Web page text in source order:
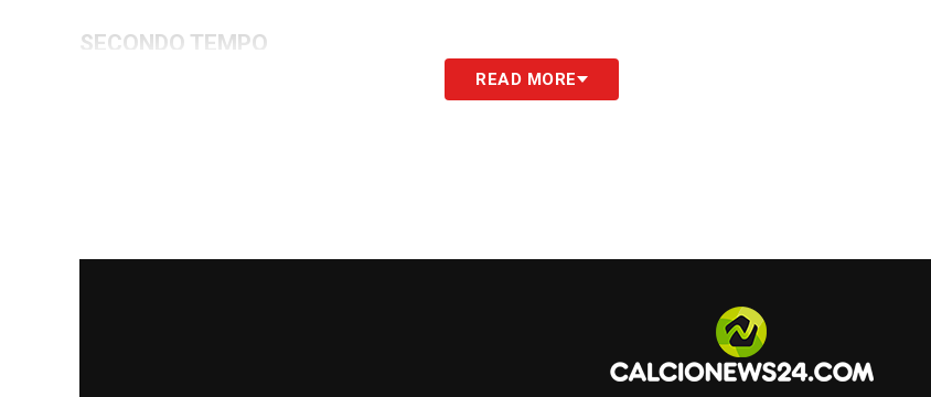
SECONDO TEMPO
La ripresa inizia subito con un Genoa arrembante e determinato a pareggiare: subito
: Leali; Sabelli, Bani, Vasquez; Zanoli, Frendrup, Badelj, Miretti, Martin;
Sommariva, Gollini, Thorsby, Bohinen, Pereiro, Vogliacco,
READ MORE